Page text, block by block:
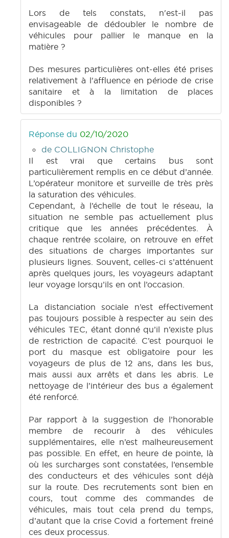
Lors de tels constats, n'est-il pas
envisageable de dédoubler le nombre de
véhicules pour pallier le manque en la
matière ?
Des mesures particulières ont-elles été prises
relativement à l'affluence en période de crise
sanitaire et à la limitation de places
disponibles ?
Réponse du 02/10/2020
de COLLIGNON Christophe
Il est vrai que certains bus sont
particulièrement remplis en ce début d’année.
L’opérateur monitore et surveille de très près
la saturation des véhicules.
Cependant, à l’échelle de tout le réseau, la
situation ne semble pas actuellement plus
critique que les années précédentes. À
chaque rentrée scolaire, on retrouve en effet
des situations de charges importantes sur
plusieurs lignes. Souvent, celles-ci s’atténuent
après quelques jours, les voyageurs adaptant
leur voyage lorsqu’ils en ont l’occasion.
La distanciation sociale n’est effectivement
pas toujours possible à respecter au sein des
véhicules TEC, étant donné qu’il n’existe plus
de restriction de capacité. C’est pourquoi le
port du masque est obligatoire pour les
voyageurs de plus de 12 ans, dans les bus,
mais aussi aux arrêts et dans les abris. Le
nettoyage de l’intérieur des bus a également
été renforcé.
Par rapport à la suggestion de l’honorable
membre de recourir à des véhicules
supplémentaires, elle n’est malheureusement
pas possible. En effet, en heure de pointe, là
où les surcharges sont constatées, l’ensemble
des conducteurs et des véhicules sont déjà
sur la route. Des recrutements sont bien en
cours, tout comme des commandes de
véhicules, mais tout cela prend du temps,
d’autant que la crise Covid a fortement freiné
ces deux processus.